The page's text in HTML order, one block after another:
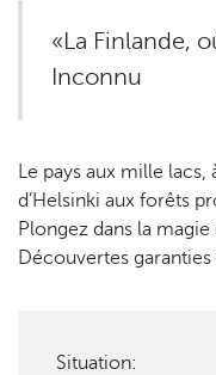
«La Finlande,
Inconnu
Le pays aux mille
d’Helsinki aux forêts
Plongez dans la
Découvertes
Situation: